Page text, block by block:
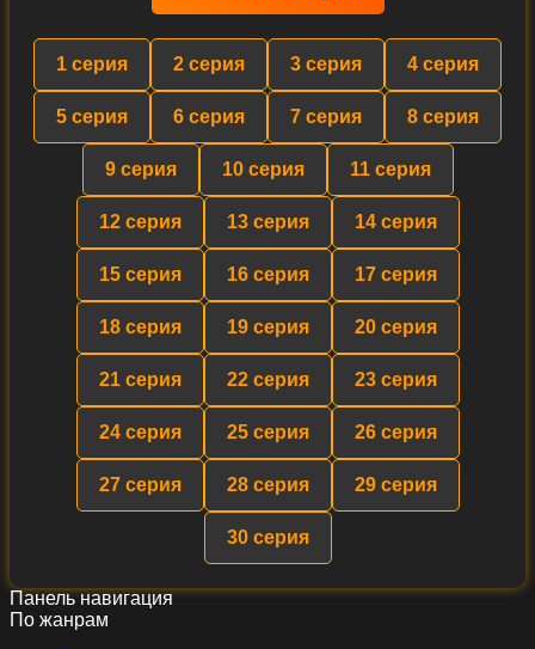
1 серия 2 серия 3 серия 4 серия
5 серия 6 серия 7 серия 8 серия
9 серия 10 серия 11 серия
12 серия 13 серия 14 серия
15 серия 16 серия 17 серия
18 серия 19 серия 20 серия
21 серия 22 серия 23 серия
24 серия 25 серия 26 серия
27 серия 28 серия 29 серия
30 серия
Панель навигация
По жанрам